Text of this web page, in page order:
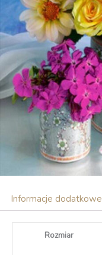
Informacje dodatkowe
Rozmiar